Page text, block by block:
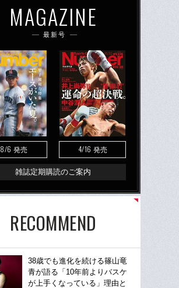
MAGAZINE
最新号
8/6 発売 4/16 発売
雑誌定期購読のご案内
RECOMMEND
38歳でも進化を続ける篠山竜
青が語る「10年前よりバスケ
が上手くなっている」理由と